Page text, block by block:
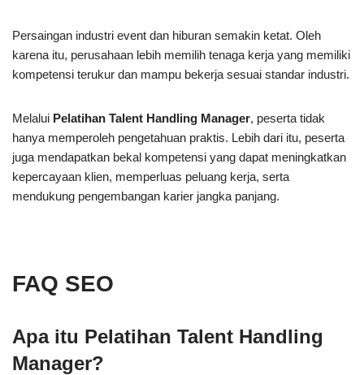
Persaingan industri event dan hiburan semakin ketat. Oleh
karena itu, perusahaan lebih memilih tenaga kerja yang memiliki
kompetensi terukur dan mampu bekerja sesuai standar industri.
Melalui Pelatihan Talent Handling Manager, peserta tidak
hanya memperoleh pengetahuan praktis. Lebih dari itu, peserta
juga mendapatkan bekal kompetensi yang dapat meningkatkan
kepercayaan klien, memperluas peluang kerja, serta
mendukung pengembangan karier jangka panjang.
FAQ SEO
Apa itu Pelatihan Talent Handling
Manager?